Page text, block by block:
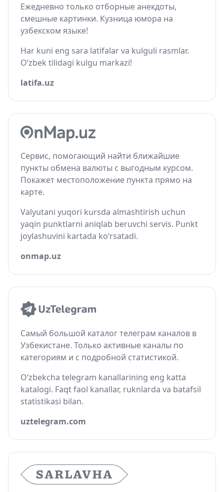
Ежедневно только отборные анекдоты,
смешные картинки. Кузница юмора на
узбекском языке!
Har kuni eng sara latifalar va kulguli rasmlar.
O‘zbek tilidagi kulgu markazi!
latifa.uz
Сервис, помогающий найти ближайшие
пункты обмена валюты с выгодным курсом.
Покажет местоположение пункта прямо на
карте.
Valyutani yuqori kursda almashtirish uchun
yaqin punktlarni aniqlab beruvchi servis. Punkt
joylashuvini kartada ko‘rsatadi.
onmap.uz
Самый большой каталог телеграм каналов в
Узбекистане. Только активные каналы по
категориям и с подробной статистикой.
O‘zbekcha telegram kanallarining eng katta
katalogi. Faqt faol kanallar, ruknlarda va batafsil
statistikasi bilan.
uztelegram.com